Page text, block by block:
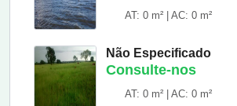
AT: 0 m² | AC: 0 m²
Não Especificado
Consulte-nos
AT: 0 m² | AC: 0 m²